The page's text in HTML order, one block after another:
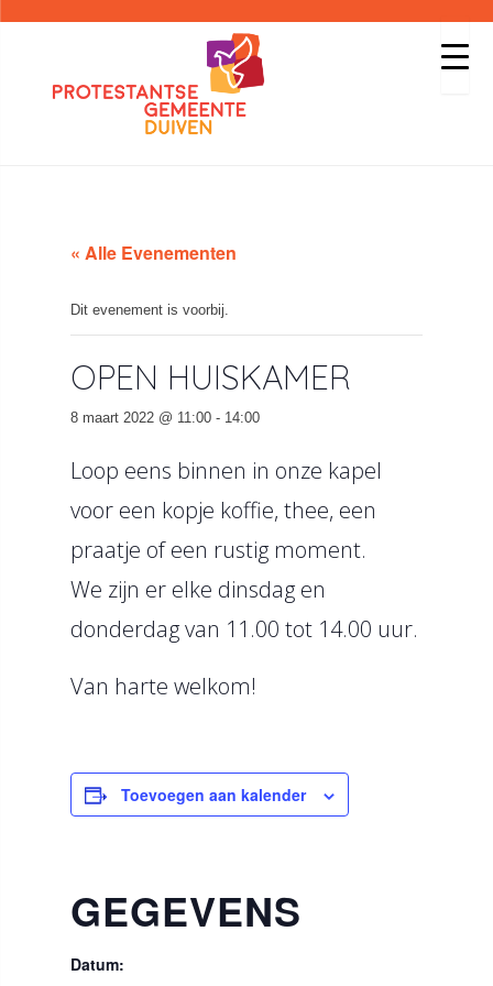
« Alle Evenementen
Dit evenement is voorbij.
OPEN HUISKAMER
8 maart 2022 @ 11:00 - 14:00
Loop eens binnen in onze kapel
voor een kopje koffie, thee, een
praatje of een rustig moment.
We zijn er elke dinsdag en
donderdag van 11.00 tot 14.00 uur.
Van harte welkom!
Toevoegen aan kalender
GEGEVENS
Datum: